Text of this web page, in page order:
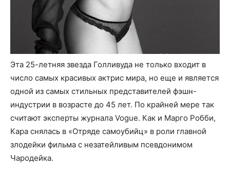
Эта 25-летняя звезда Голливуда не только входит в
число самых красивых актрис мира, но еще и является
одной из самых стильных представителей фэшн-
индустрии в возрасте до 45 лет. По крайней мере так
считают эксперты журнала Vogue. Как и Марго Робби,
Кара снялась в «Отряде самоубийц» в роли главной
злодейки фильма с незатейливым псевдонимом
Чародейка.